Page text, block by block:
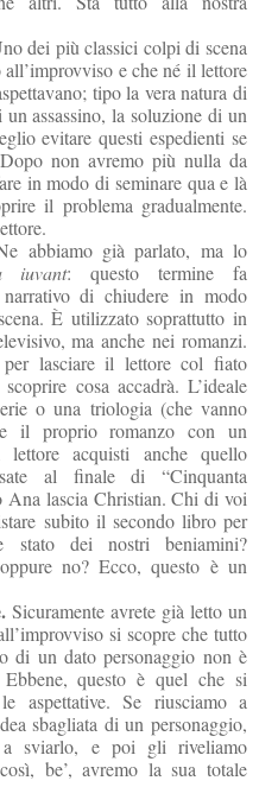
dei più classici colpi di scena
e che né il lettore
tipo la vera natura di
assassino, la soluzione di un
evitare questi espedienti se
non avremo più nulla da
in modo di seminare qua e là
il problema gradualmente.
abbiamo già parlato, ma lo
iuvant: questo termine fa
di chiudere in modo
È utilizzato soprattutto in
ma anche nei romanzi.
lasciare il lettore col fiato
cosa accadrà. L’ideale
o una triologia (che vanno
il proprio romanzo con un
acquisti anche quello
al finale di “Cinquanta
Ana lascia Christian. Chi di voi
subito il secondo libro per
stato dei nostri beniamini?
no? Ecco, questo è un
Sicuramente avrete già letto un
si scopre che tutto
di un dato personaggio non è
questo è quel che si
aspettative. Se riusciamo a
sbagliata di un personaggio,
a sviarlo, e poi gli riveliamo
be’, avremo la sua totale